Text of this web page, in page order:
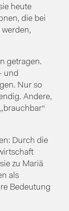
heute
die bei
getragen.
und
Nur so
Andere,
Durch die
zu Mariä
als
Bedeutung